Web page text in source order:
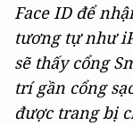
Face ID để
tương tự như
sẽ thấy cổng
trí gần cổng
được trang bị